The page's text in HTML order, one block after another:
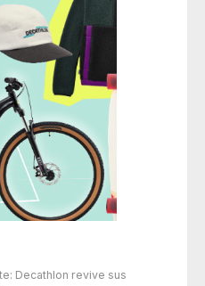
Decathlon revive sus